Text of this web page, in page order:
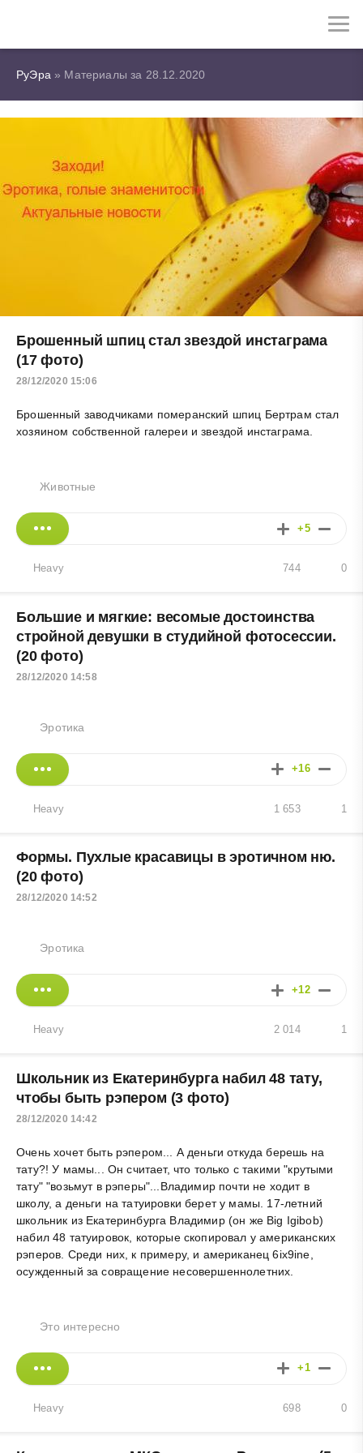
РуЭра » Материалы за 28.12.2020
Брошенный шпиц стал звездой инстаграма
(17 фото)
28/12/2020 15:06
Брошенный заводчиками померанский шпиц Бертрам стал
хозяином собственной галереи и звездой инстаграма.
Животные
+5
Heavy 0
744
Большие и мягкие: весомые достоинства
стройной девушки в студийной фотосессии.
(20 фото)
28/12/2020 14:58
Эротика
+16
Heavy 1
1 653
Формы. Пухлые красавицы в эротичном ню.
(20 фото)
28/12/2020 14:52
Эротика
+12
Heavy 1
2 014
Школьник из Екатеринбурга набил 48 тату,
чтобы быть рэпером (3 фото)
28/12/2020 14:42
Очень хочет быть рэпером... А деньги откуда берешь на
тату?! У мамы... Он считает, что только с такими "крутыми
тату" "возьмут в рэперы"...Владимир почти не ходит в
школу, а деньги на татуировки берет у мамы. 17-летний
школьник из Екатеринбурга Владимир (он же Big Igibob)
набил 48 татуировок, которые скопировал у американских
рэперов. Среди них, к примеру, и американец 6ix9ine,
осужденный за совращение несовершеннолетних.
Это интересно
+1
Heavy 0
698